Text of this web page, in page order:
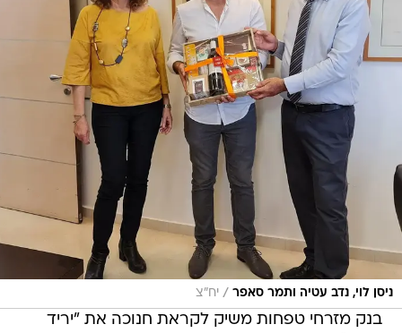
ניסן לוי, נדב עטיה ותמר סאפר / יח"צ
בנק מזרחי טפחות משיק לקראת חנוכה את "יריד